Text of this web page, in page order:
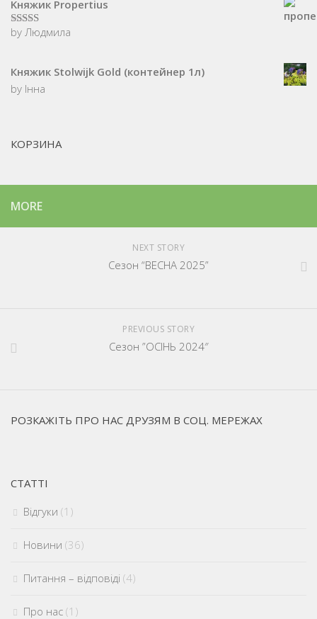
Kняжик Propertius
5з 5
by Людмила
Княжик Stolwijk Gold (контейнер 1л)
by Інна
КОРЗИНА
MORE
NEXT STORY
Сезон “ВЕСНА 2025”
PREVIOUS STORY
Сезон ”ОСІНЬ 2024″
РОЗКАЖІТЬ ПРО НАС ДРУЗЯМ В СОЦ. МЕРЕЖАХ
СТАТТІ
Відгуки (1)
Новини (36)
Питання – відповіді (4)
Про нас (1)